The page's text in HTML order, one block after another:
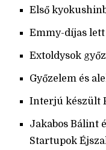
Első
Emmy-díjas
Extoldysok
Győzelem és
Interjú készült
Jakabos Bálint
Startupok